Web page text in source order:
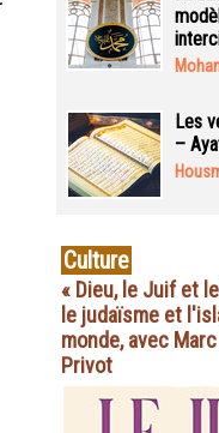
Les
–
Culture
« Dieu, le Juif et
le judaïsme et
monde, avec
Privot